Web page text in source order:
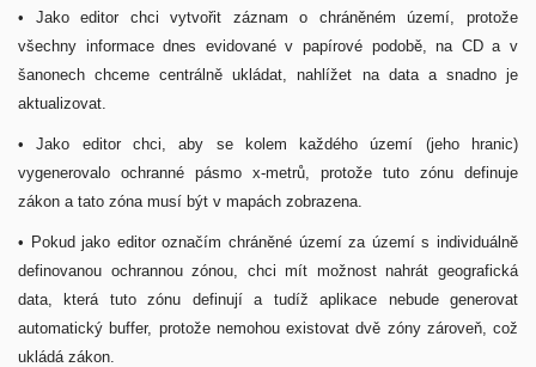
• Jako editor chci vytvořit záznam o chráněném území, protože
všechny informace dnes evidované v papírové podobě, na CD a v
šanonech chceme centrálně ukládat, nahlížet na data a snadno je
aktualizovat.
• Jako editor chci, aby se kolem každého území (jeho hranic)
vygenerovalo ochranné pásmo x-metrů, protože tuto zónu definuje
zákon a tato zóna musí být v mapách zobrazena.
• Pokud jako editor označím chráněné území za území s individuálně
definovanou ochrannou zónou, chci mít možnost nahrát geografická
data, která tuto zónu definují a tudíž aplikace nebude generovat
automatický buffer, protože nemohou existovat dvě zóny zároveň, což
ukládá zákon.